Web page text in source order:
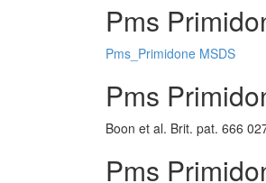
Pms
Pms_Primidone MSDS
Pms
Boon et al. Brit. pat. 666
Pms